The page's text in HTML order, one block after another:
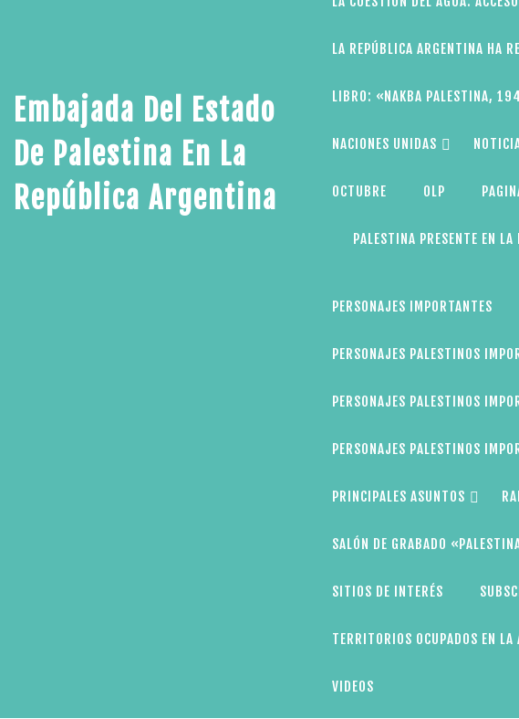
Embajada Del Estado
De Palestina En La
República Argentina
LA REPÚBLICA ARGENTINA HA
LIBRO: «NAKBA PALESTINA,
NACIONES UNIDAS
OCTUBRE OLP
PALESTINA PRESENTE EN
PERSONAJES IMPORTANTES
PERSONAJES PALESTINOS
PERSONAJES PALESTINOS
PERSONAJES PALESTINOS
PRINCIPALES ASUNTOS
SALÓN DE GRABADO
SITIOS DE INTERÉS
TERRITORIOS OCUPADOS EN LA
VIDEOS